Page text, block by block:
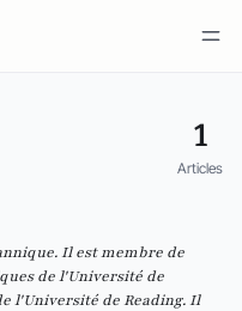
1
Articles
Il est membre de
de l'Université de
l'Université de Reading. Il